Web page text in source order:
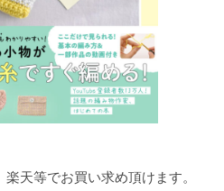
天等でお買い求め頂けます。